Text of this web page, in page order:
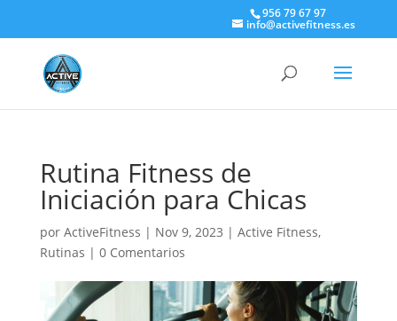
956 79 67 97
info@activefitness.es
Rutina Fitness de
Iniciación para Chicas
por ActiveFitness | Nov 9, 2023 | Active Fitness,
Rutinas | 0 Comentarios